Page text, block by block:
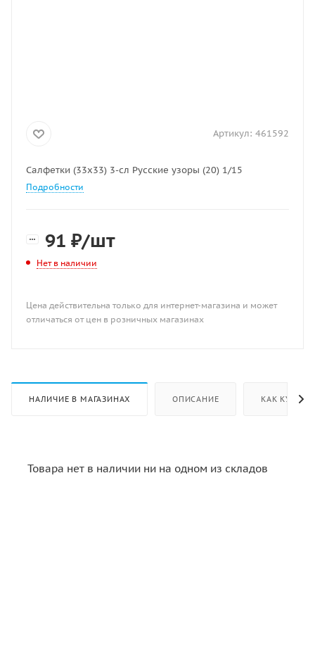
Артикул: 461592
Салфетки (33х33) 3-сл Русские узоры (20) 1/15
Подробности
91 ₽/шт
Нет в наличии
Цена действительна только для интернет-магазина и может
отличаться от цен в розничных магазинах
НАЛИЧИЕ В МАГАЗИНАХ ОПИСАНИЕ КАК КУПИТЬ
Товара нет в наличии ни на одном из складов